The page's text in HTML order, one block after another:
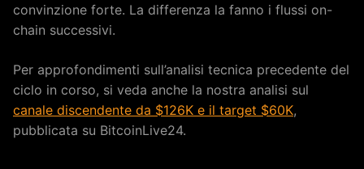
convinzione forte. La differenza la fanno i flussi on-
chain successivi.
Per approfondimenti sull’analisi tecnica precedente del
ciclo in corso, si veda anche la nostra analisi sul
canale discendente da $126K e il target $60K,
pubblicata su BitcoinLive24.